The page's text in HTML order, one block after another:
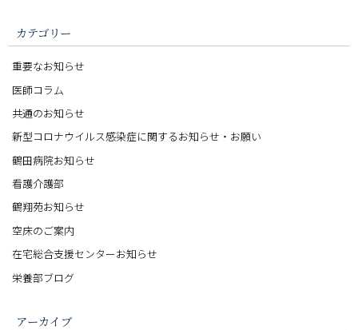
カテゴリー
重要なお知らせ
医師コラム
共通のお知らせ
新型コロナウイルス感染症に関するお知らせ・お願い
鶴田病院お知らせ
看護介護部
鶴翔苑お知らせ
空床のご案内
在宅総合支援センターお知らせ
栄養部ブログ
アーカイブ